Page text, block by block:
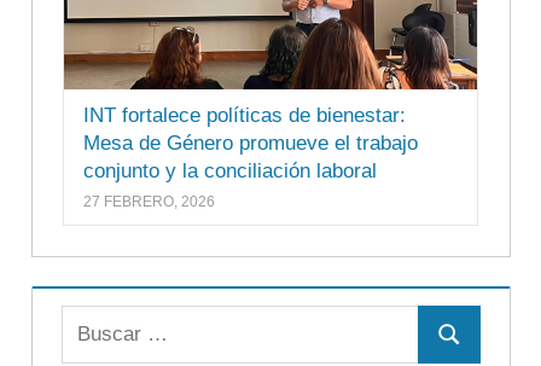
INT fortalece políticas de bienestar:
Mesa de Género promueve el trabajo
conjunto y la conciliación laboral
27 FEBRERO, 2026
Buscar